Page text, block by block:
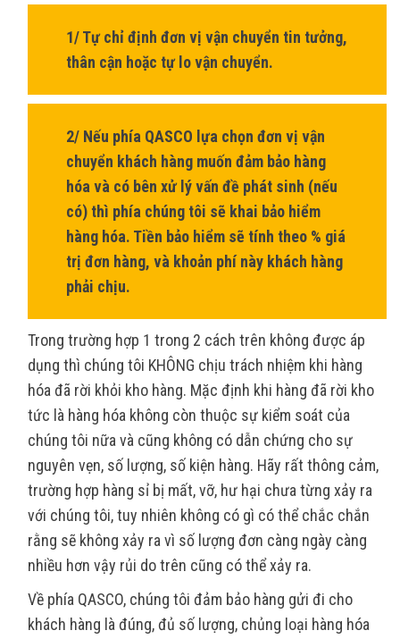
1/ Tự chỉ định đơn vị vận chuyển tin tưởng,
thân cận hoặc tự lo vận chuyển.
2/ Nếu phía QASCO lựa chọn đơn vị vận
chuyển khách hàng muốn đảm bảo hàng
hóa và có bên xử lý vấn đề phát sinh (nếu
có) thì phía chúng tôi sẽ khai bảo hiểm
hàng hóa. Tiền bảo hiểm sẽ tính theo % giá
trị đơn hàng, và khoản phí này khách hàng
phải chịu.
Trong trường hợp 1 trong 2 cách trên không được áp
dụng thì chúng tôi KHÔNG chịu trách nhiệm khi hàng
hóa đã rời khỏi kho hàng. Mặc định khi hàng đã rời kho
tức là hàng hóa không còn thuộc sự kiểm soát của
chúng tôi nữa và cũng không có dẫn chứng cho sự
nguyên vẹn, số lượng, số kiện hàng. Hãy rất thông cảm,
trường hợp hàng sỉ bị mất, vỡ, hư hại chưa từng xảy ra
với chúng tôi, tuy nhiên không có gì có thể chắc chắn
rằng sẽ không xảy ra vì số lượng đơn càng ngày càng
nhiều hơn vậy rủi do trên cũng có thể xảy ra.
Về phía QASCO, chúng tôi đảm bảo hàng gửi đi cho
khách hàng là đúng, đủ số lượng, chủng loại hàng hóa